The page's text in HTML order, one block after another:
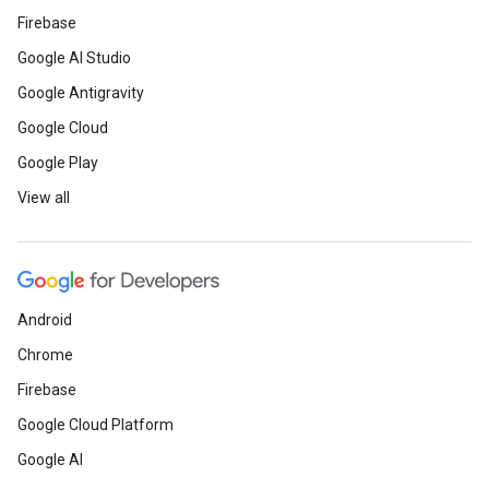
Firebase
Google AI Studio
Google Antigravity
Google Cloud
Google Play
View all
Android
Chrome
Firebase
Google Cloud Platform
Google AI